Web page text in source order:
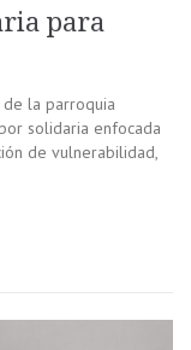
para
de la parroquia
solidaria enfocada
de vulnerabilidad,